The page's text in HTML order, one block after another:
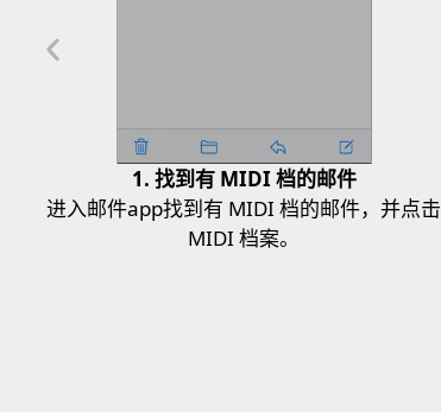
1. 找到有 MIDI 档的邮件
进入邮件app找到有 MIDI 档的邮件，并点击
MIDI 档案。